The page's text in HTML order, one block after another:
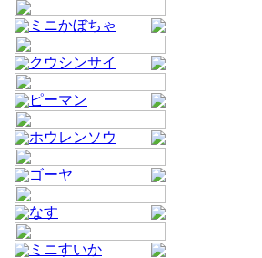
ミニかぼちゃ
クウシンサイ
ピーマン
ホウレンソウ
ゴーヤ
なす
ミニすいか